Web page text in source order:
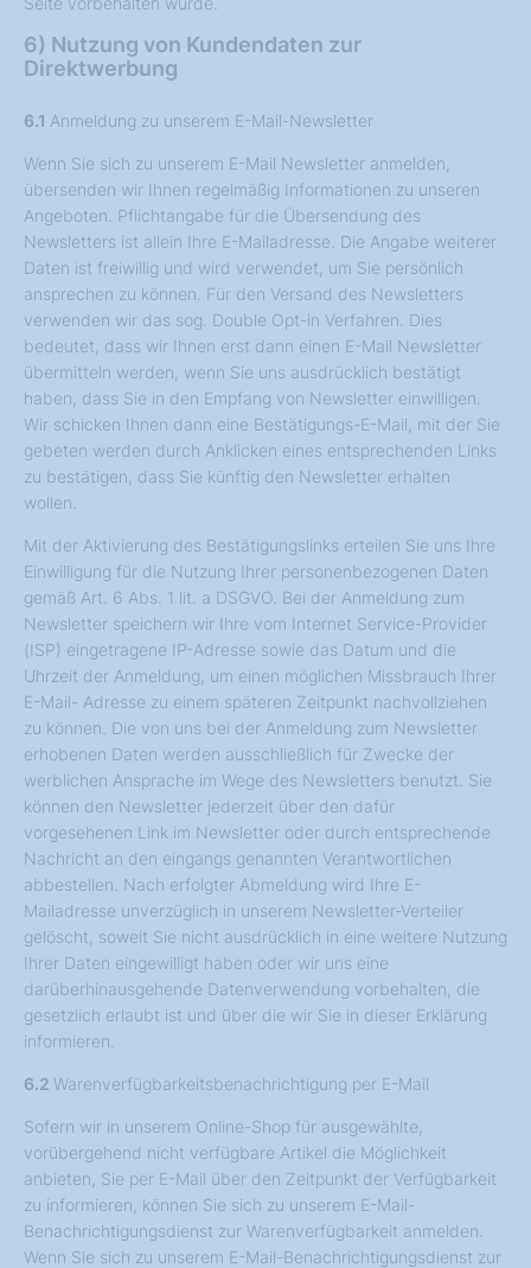
6) Nutzung von Kundendaten zur
Direktwerbung
6.1 Anmeldung zu unserem E-Mail-Newsletter
Wenn Sie sich zu unserem E-Mail Newsletter anmelden,
übersenden wir Ihnen regelmäßig Informationen zu unseren
Angeboten. Pflichtangabe für die Übersendung des
Newsletters ist allein Ihre E-Mailadresse. Die Angabe weiterer
Daten ist freiwillig und wird verwendet, um Sie persönlich
ansprechen zu können. Für den Versand des Newsletters
verwenden wir das sog. Double Opt-in Verfahren. Dies
bedeutet, dass wir Ihnen erst dann einen E-Mail Newsletter
übermitteln werden, wenn Sie uns ausdrücklich bestätigt
haben, dass Sie in den Empfang von Newsletter einwilligen.
Wir schicken Ihnen dann eine Bestätigungs-E-Mail, mit der Sie
gebeten werden durch Anklicken eines entsprechenden Links
zu bestätigen, dass Sie künftig den Newsletter erhalten
wollen.
Mit der Aktivierung des Bestätigungslinks erteilen Sie uns Ihre
Einwilligung für die Nutzung Ihrer personenbezogenen Daten
gemäß Art. 6 Abs. 1 lit. a DSGVO. Bei der Anmeldung zum
Newsletter speichern wir Ihre vom Internet Service-Provider
(ISP) eingetragene IP-Adresse sowie das Datum und die
Uhrzeit der Anmeldung, um einen möglichen Missbrauch Ihrer
E-Mail- Adresse zu einem späteren Zeitpunkt nachvollziehen
zu können. Die von uns bei der Anmeldung zum Newsletter
erhobenen Daten werden ausschließlich für Zwecke der
werblichen Ansprache im Wege des Newsletters benutzt. Sie
können den Newsletter jederzeit über den dafür
vorgesehenen Link im Newsletter oder durch entsprechende
Nachricht an den eingangs genannten Verantwortlichen
abbestellen. Nach erfolgter Abmeldung wird Ihre E-
Mailadresse unverzüglich in unserem Newsletter-Verteiler
gelöscht, soweit Sie nicht ausdrücklich in eine weitere Nutzung
Ihrer Daten eingewilligt haben oder wir uns eine
darüberhinausgehende Datenverwendung vorbehalten, die
gesetzlich erlaubt ist und über die wir Sie in dieser Erklärung
informieren.
6.2 Warenverfügbarkeitsbenachrichtigung per E-Mail
Sofern wir in unserem Online-Shop für ausgewählte,
vorübergehend nicht verfügbare Artikel die Möglichkeit
anbieten, Sie per E-Mail über den Zeitpunkt der Verfügbarkeit
zu informieren, können Sie sich zu unserem E-Mail-
Benachrichtigungsdienst zur Warenverfügbarkeit anmelden.
Wenn Sie sich zu unserem E-Mail-Benachrichtigungsdienst zur